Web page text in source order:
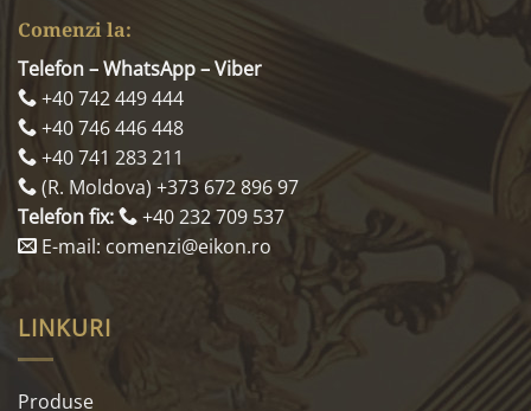
Comenzi la:
Telefon – WhatsApp – Viber
+40 742 449 444
+40 746 446 448
+40 741 283 211
(R. Moldova) +373 672 896 97
Telefon fix:
+40 232 709 537
E-mail: comenzi@eikon.ro
LINKURI
Produse